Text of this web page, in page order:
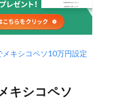
キシコペソ10万円設定
キシコペソ